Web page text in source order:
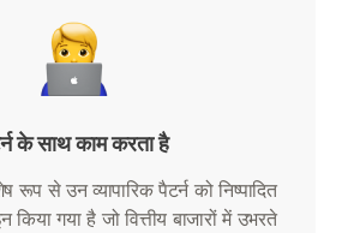
के साथ काम करता है
रूप से उन व्यापारिक पैटर्न को निष्पादित
गया है जो वित्तीय बाजारों में उभरते